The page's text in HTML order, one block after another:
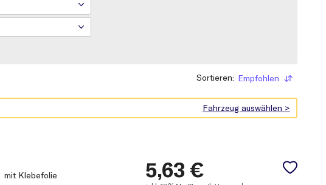
Sortieren: Empfohlen
Sortieren
5,63 €
mit Klebefolie